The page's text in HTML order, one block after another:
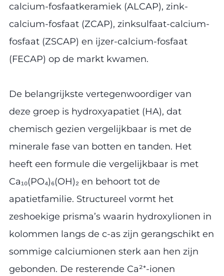
calcium-fosfaatkeramiek (ALCAP), zink-
calcium-fosfaat (ZCAP), zinksulfaat-calcium-
fosfaat (ZSCAP) en ijzer-calcium-fosfaat
(FECAP) op de markt kwamen.
De belangrijkste vertegenwoordiger van
deze groep is hydroxyapatiet (HA), dat
chemisch gezien vergelijkbaar is met de
minerale fase van botten en tanden. Het
heeft een formule die vergelijkbaar is met
Ca₁₀(PO₄)₆(OH)₂ en behoort tot de
apatietfamilie. Structureel vormt het
zeshoekige prisma’s waarin hydroxylionen in
kolommen langs de c-as zijn gerangschikt en
sommige calciumionen sterk aan hen zijn
gebonden. De resterende Ca²⁺-ionen